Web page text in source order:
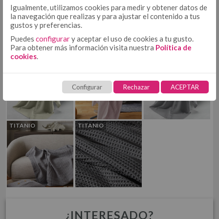
COJÍN
COJÍN 50/50
COJÍN ESTAMPADO
MULTIUSOS, PLAIDS Y MANTITAS
MULTIUSOS
CUBRECANAPÉ
CUBRECANAPÉ CON VELCRO
CUBRECANAPÉ TIPO COLCHA
RELLENO NÓRDICO
RELLENO NÓRDICO DE MICROFIBRA
RELLENO NÓRDICO DE ALGODÓN
PROTECTORES
PROTECTOR DE ALMOHADA DE TENCEL + PU
PROTECTOR DE COLCHÓN DE TENCEL + PU
HOSTELERÍA
TOALLAS
CREMA
TITANIO TITANIO
¿INTERESADO?
Igualmente, utilizamos cookies para medir y obtener datos de
la navegación que realizas y para ajustar el contenido a tus
gustos y preferencias.
Puedes configurary aceptar el uso de cookies a tu gusto.
Para obtener más información visita nuestra Política de
cookies.
Configurar Rechazar ACEPTAR